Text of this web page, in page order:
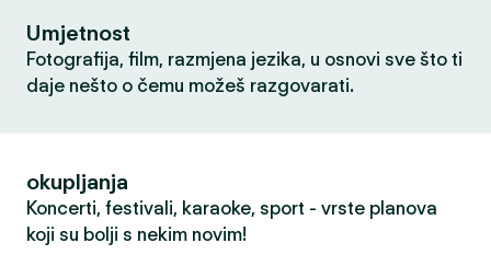
Umjetnost
Fotografija, film, razmjena jezika, u osnovi sve što ti
daje nešto o čemu možeš razgovarati.
okupljanja
Koncerti, festivali, karaoke, sport - vrste planova
koji su bolji s nekim novim!